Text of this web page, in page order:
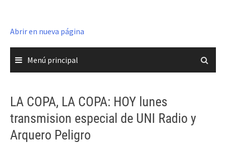
Abrir en nueva página
Menú principal
LA COPA, LA COPA: HOY lunes
transmision especial de UNI Radio y
Arquero Peligro